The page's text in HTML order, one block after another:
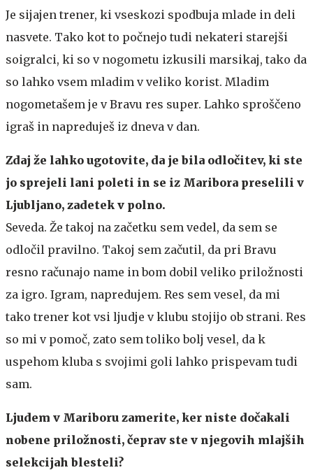
Je sijajen trener, ki vseskozi spodbuja mlade in deli
nasvete. Tako kot to počnejo tudi nekateri starejši
soigralci, ki so v nogometu izkusili marsikaj, tako da
so lahko vsem mladim v veliko korist. Mladim
nogometašem je v Bravu res super. Lahko sproščeno
igraš in napreduješ iz dneva v dan.
Zdaj že lahko ugotovite, da je bila odločitev, ki ste
jo sprejeli lani poleti in se iz Maribora preselili v
Ljubljano, zadetek v polno.
Seveda. Že takoj na začetku sem vedel, da sem se
odločil pravilno. Takoj sem začutil, da pri Bravu
resno računajo name in bom dobil veliko priložnosti
za igro. Igram, napredujem. Res sem vesel, da mi
tako trener kot vsi ljudje v klubu stojijo ob strani. Res
so mi v pomoč, zato sem toliko bolj vesel, da k
uspehom kluba s svojimi goli lahko prispevam tudi
sam.
Ljudem v Mariboru zamerite, ker niste dočakali
nobene priložnosti, čeprav ste v njegovih mlajših
selekcijah blesteli?